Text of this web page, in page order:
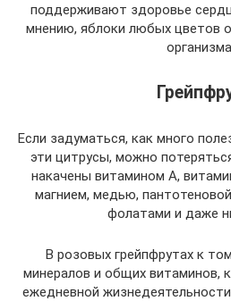
поддерживают здоровье
мнению, яблоки любых цветов
организма.
Если задуматься, как много
эти цитрусы, можно
накачены витамином А,
магнием, медью,
фолатами и даже
В розовых грейпфрутах к
минералов и общих витаминов,
ежедневной